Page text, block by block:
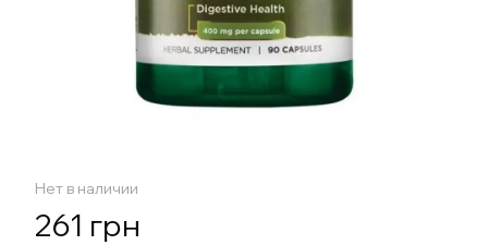
Нет в наличии
261 грн